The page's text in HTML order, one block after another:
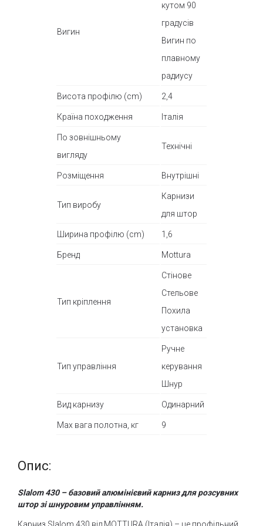
Вигин
кутом 90
градусів
Вигин по
плавному
радиусу
Висота профілю (cm) 2,4
Країна походження Італія
По зовнішньому
вигляду
Технічні
Розміщення Внутрішні
Тип виробу
Карнизи
для штор
Ширина профілю (cm) 1,6
Бренд Mottura
Тип кріплення
Стінове
Стельове
Похила
установка
Тип управління
Ручне
керування
Шнур
Вид карнизу Одинарний
Max вага полотна, кг 9
Опис:
Slalom 430 – базовий алюмінієвий карниз для розсувних
штор зі шнуровим управлінням.